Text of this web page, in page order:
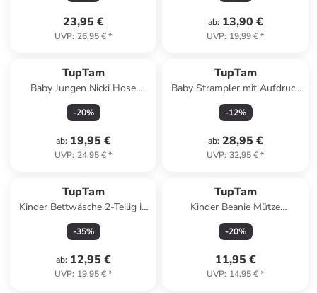
23,95 €
UVP: 26,95 €*
ab: 13,90 €
UVP: 19,99 €*
TupTam
Baby Jungen Nicki Hose
Jogginghose 3er Pack in
blau/grau
-20%
ab: 19,95 €
UVP: 24,95 €*
TupTam
Baby Strampler mit Aufdruck
Spruch 5er Pack in blau/beige
-12%
ab: 28,95 €
UVP: 32,95 €*
TupTam
Kinder Bettwäsche 2-Teilig in
grün/silber
-35%
ab: 12,95 €
UVP: 19,95 €*
TupTam
Kinder Beanie Mütze
Schlauchschal Set in hellblau
-20%
11,95 €
UVP: 14,95 €*